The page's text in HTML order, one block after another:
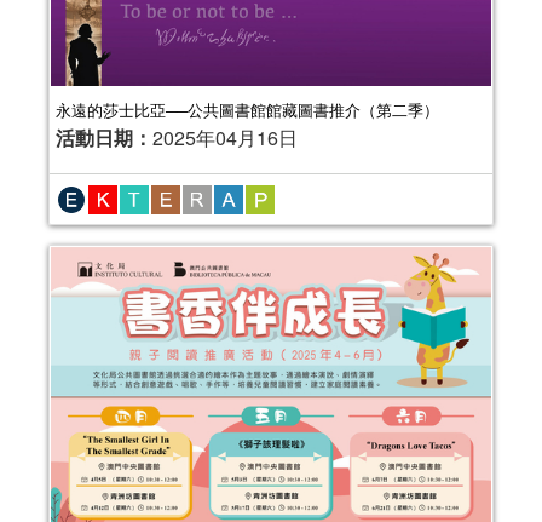
永遠的莎士比亞──公共圖書館館藏圖書推介（第二季）
活動日期： 2025年04月16日